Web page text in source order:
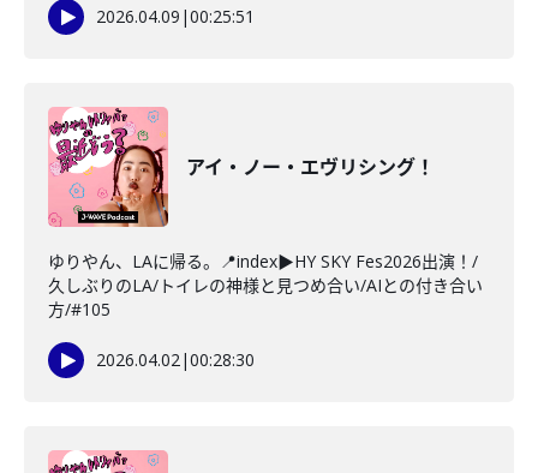
2026.04.09 |00:25:51
アイ・ノー・エヴリシング！
ゆりやん、LAに帰る。📍index▶HY SKY Fes2026出演！/
久しぶりのLA/トイレの神様と見つめ合い/AIとの付き合い
方/#105
2026.04.02|00:28:30